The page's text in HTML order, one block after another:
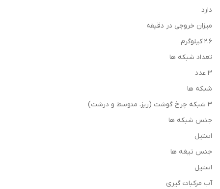
دارد
میزان خروجی در دقیقه
2.6 کیلوگرم
تعداد شبکه ها
3 عدد
شبکه ها
3 شبکه چرخ گوشت (ریز، متوسط و درشت)
جنس شبکه ها
استیل
جنس تیغه ها
استیل
آب مرکبات گیری